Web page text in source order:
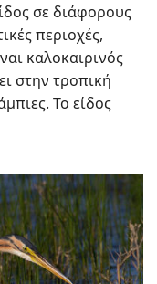
σε διάφορους
περιοχές,
καλοκαιρινός
στην τροπική
Το είδος